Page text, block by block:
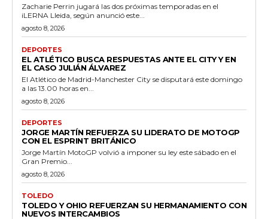
Zacharie Perrin jugará las dos próximas temporadas en el
iLERNA Lleida, según anunció este...
agosto 8, 2026
DEPORTES
EL ATLÉTICO BUSCA RESPUESTAS ANTE EL CITY Y EN
EL CASO JULIÁN ÁLVAREZ
El Atlético de Madrid-Manchester City se disputará este domingo
a las 13.00 horas en...
agosto 8, 2026
DEPORTES
JORGE MARTÍN REFUERZA SU LIDERATO DE MOTOGP
CON EL ESPRINT BRITÁNICO
Jorge Martín MotoGP volvió a imponer su ley este sábado en el
Gran Premio...
agosto 8, 2026
TOLEDO
TOLEDO Y OHIO REFUERZAN SU HERMANAMIENTO CON
NUEVOS INTERCAMBIOS